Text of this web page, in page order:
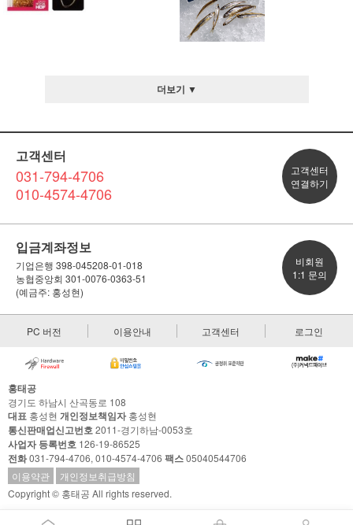
더보기 ▼
고객센터
031-794-4706
010-4574-4706
고객센터
연결하기
입금계좌정보
기업은행 398-045208-01-018
농협중앙회 301-0076-0363-51
(예금주: 홍성현)
비회원
1:1 문의
PC 버전 이용안내 고객센터 로그인
홍태공
경기도 하남시 산곡동로 108
대표 홍성현 개인정보책임자홍성현
통신판매업신고번호2011-경기하남-0053호
사업자 등록번호 126-19-86525
전화031-794-4706, 010-4574-4706 팩스05040544706
이용약관
개인정보취급방침
Copyright © 홍태공 All rights reserved.